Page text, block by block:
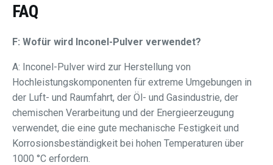
FAQ
F: Wofür wird Inconel-Pulver verwendet?
A: Inconel-Pulver wird zur Herstellung von
Hochleistungskomponenten für extreme Umgebungen in
der Luft- und Raumfahrt, der Öl- und Gasindustrie, der
chemischen Verarbeitung und der Energieerzeugung
verwendet, die eine gute mechanische Festigkeit und
Korrosionsbeständigkeit bei hohen Temperaturen über
1000 °C erfordern.